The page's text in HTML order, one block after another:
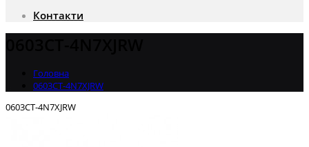
Контакти
Головна
0603CT-4N7XJRW
0603CT-4N7XJRW